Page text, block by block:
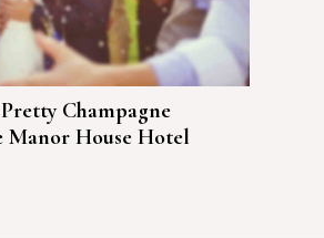
Champagne
Manor House Hotel